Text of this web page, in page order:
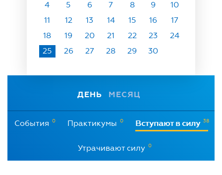
4
5 6 7 8 9
10
11
12 13 14 15 16
17
18
19 20 21 22 23
24
25
26 27 28 29 30
ДЕНЬ МЕСЯЦ
События 0 Практикумы 0 Вступают в силу 38
Утрачивают силу 0